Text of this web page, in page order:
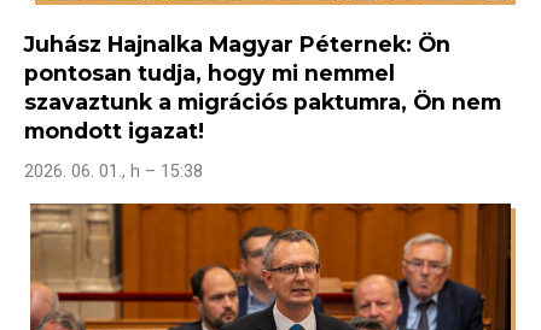
Juhász Hajnalka Magyar Péternek: Ön
pontosan tudja, hogy mi nemmel
szavaztunk a migrációs paktumra, Ön nem
mondott igazat!
2026. 06. 01., h – 15:38